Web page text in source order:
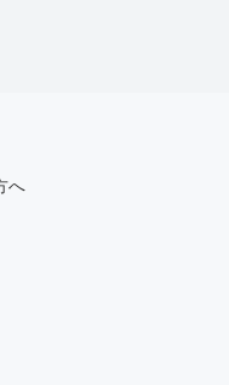
へ